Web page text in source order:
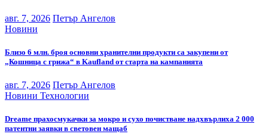
авг. 7, 2026 Петър Ангелов
Новини
Близо 6 млн. броя основни хранителни продукти са закупени от
„Кошница с грижа“ в Kaufland от старта на кампанията
авг. 7, 2026 Петър Ангелов
Новини Технологии
Dreame прахосмукачки за мокро и сухо почистване надхвърлиха 2 000
патентни заявки в световен мащаб